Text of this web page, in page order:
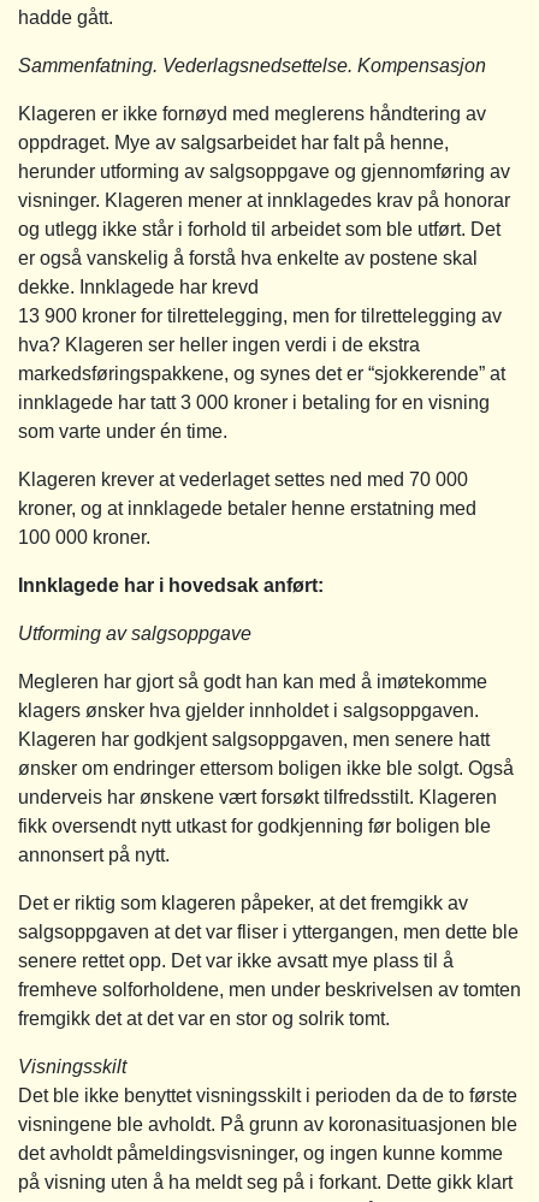
hadde gått.
Sammenfatning. Vederlagsnedsettelse. Kompensasjon
Klageren er ikke fornøyd med meglerens håndtering av
oppdraget. Mye av salgsarbeidet har falt på henne,
herunder utforming av salgsoppgave og gjennomføring av
visninger. Klageren mener at innklagedes krav på honorar
og utlegg ikke står i forhold til arbeidet som ble utført. Det
er også vanskelig å forstå hva enkelte av postene skal
dekke. Innklagede har krevd
13 900 kroner for tilrettelegging, men for tilrettelegging av
hva? Klageren ser heller ingen verdi i de ekstra
markedsføringspakkene, og synes det er “sjokkerende” at
innklagede har tatt 3 000 kroner i betaling for en visning
som varte under én time.
Klageren krever at vederlaget settes ned med 70 000
kroner, og at innklagede betaler henne erstatning med
100 000 kroner.
Innklagede har i hovedsak anført:
Utforming av salgsoppgave
Megleren har gjort så godt han kan med å imøtekomme
klagers ønsker hva gjelder innholdet i salgsoppgaven.
Klageren har godkjent salgsoppgaven, men senere hatt
ønsker om endringer ettersom boligen ikke ble solgt. Også
underveis har ønskene vært forsøkt tilfredsstilt. Klageren
fikk oversendt nytt utkast for godkjenning før boligen ble
annonsert på nytt.
Det er riktig som klageren påpeker, at det fremgikk av
salgsoppgaven at det var fliser i yttergangen, men dette ble
senere rettet opp. Det var ikke avsatt mye plass til å
fremheve solforholdene, men under beskrivelsen av tomten
fremgikk det at det var en stor og solrik tomt.
Visningsskilt
Det ble ikke benyttet visningsskilt i perioden da de to første
visningene ble avholdt. På grunn av koronasituasjonen ble
det avholdt påmeldingsvisninger, og ingen kunne komme
på visning uten å ha meldt seg på i forkant. Dette gikk klart